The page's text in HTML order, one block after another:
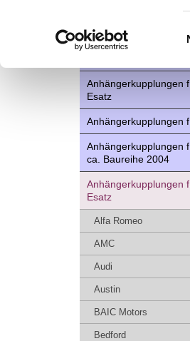
Anhängerkupplungen
Anhängerkupplungen
Esatz
Anhängerkupplungen
Anhängerkupplungen
ca. Baureihe 2004
Anhängerkupplungen
Esatz
Alfa Romeo
AMC
Audi
Austin
BAIC Motors
Bedford